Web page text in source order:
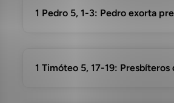
1 Pedro 5, 1-3: Pedro exorta
1 Timóteo 5, 17-19: